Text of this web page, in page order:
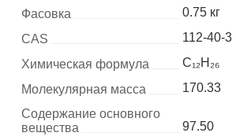
Фасовка
0.75 кг
CAS
112-40-3
Химическая формула
C₁₂H₂₆
Молекулярная масса
170.33
Содержание основного
вещества
97.50